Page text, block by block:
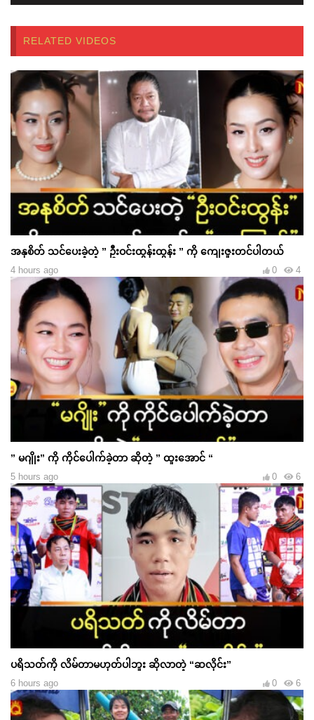
RELATED VIDEOS
အနုစိတ် သင်ပေးခဲ့တဲ့ ” ဦးဝင်းထွန်းထွန်း ” ကို ကျေးဇူးတင်ပါတယ်
4 hours ago 4
0
” မဂျိုး” ကို ကိုင်ပေါက်ခဲ့တာ ဆိုတဲ့ ” ထူးအောင် “
5 hours ago 6
0
ပရိသတ်ကို လိမ်တာမဟုတ်ပါဘူး ဆိုလာတဲ့ “ဆလိုင်း”
6 hours ago 6
0